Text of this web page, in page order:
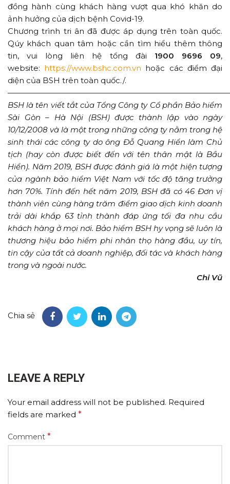
đồng hành cùng khách hàng vượt qua khó khăn do
ảnh hưởng của dịch bệnh Covid-19.
Chương trình tri ân đã được áp dụng trên toàn quốc.
Qúy khách quan tâm hoặc cần tìm hiểu thêm thông
tin, vui lòng liên hệ tổng đài 1900 9696 09,
website: https://www.bshc.com.vn hoặc các điểm đại
diện của BSH trên toàn quốc./.
BSH là tên viết tắt của Tổng Công ty Cổ phần Bảo hiểm
Sài Gòn – Hà Nội (BSH) được thành lập vào ngày
10/12/2008 và là một trong những công ty nằm trong hệ
sinh thái các công ty do ông Đỗ Quang Hiển làm Chủ
tịch (hay còn được biết đến với tên thân mật là Bầu
Hiển). Năm 2019, BSH được đánh giá là một hiện tượng
của ngành bảo hiểm Việt Nam với tốc độ tăng trưởng
hơn 70%. Tính đến hết năm 2019, BSH đã có 46 Đơn vị
thành viên cùng hàng trăm điểm giao dịch kinh doanh
trải dài khắp 63 tỉnh thành đáp ứng tối đa nhu cầu
khách hàng ở mọi nơi. Bảo hiểm BSH hy vọng sẽ luôn là
thương hiệu bảo hiểm phi nhân thọ hàng đầu, uy tín,
tin cậy của tất cả doanh nghiệp, đối tác và khách hàng
trong và ngoài nước.
Chi Vũ
Chia sẻ
LEAVE A REPLY
Your email address will not be published. Required
fields are marked *
Comment *